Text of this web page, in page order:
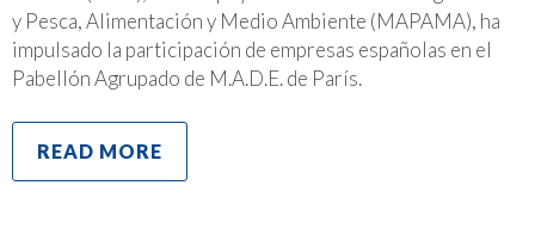
y Pesca, Alimentación y Medio Ambiente (MAPAMA), ha
impulsado la participación de empresas españolas en el
Pabellón Agrupado de M.A.D.E. de París.
READ MORE